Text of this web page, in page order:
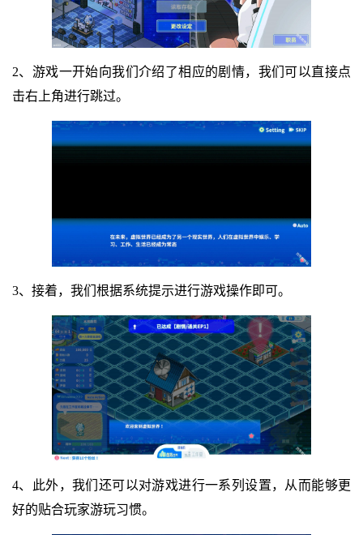
2、游戏一开始向我们介绍了相应的剧情，我们可以直接点
击右上角进行跳过。
3、接着，我们根据系统提示进行游戏操作即可。
4、此外，我们还可以对游戏进行一系列设置，从而能够更
好的贴合玩家游玩习惯。